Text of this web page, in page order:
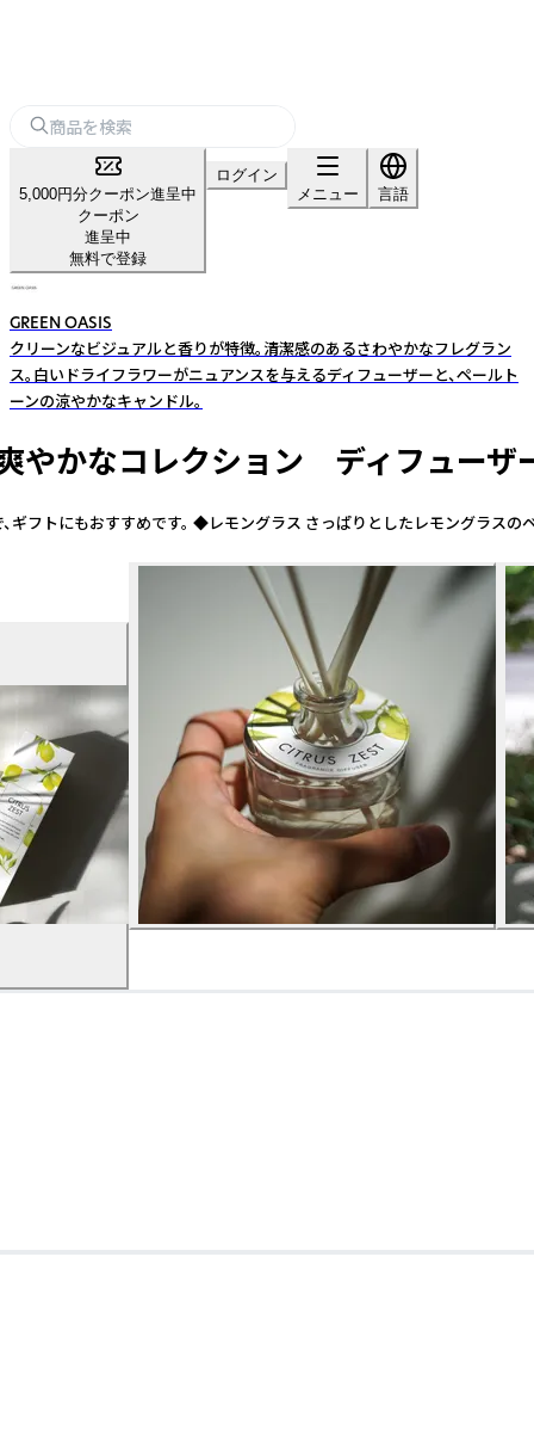
5,000円分クーポン進呈中
クーポン
進呈中
無料で登録
ログイン
メニュー
言語
GREEN OASIS
クリーンなビジュアルと香りが特徴。清潔感のあるさわやかなフレグラン
ス。白いドライフラワーがニュアンスを与えるディフューザーと、ペールト
ーンの涼やかなキャンドル。
やかなコレクション ディフュー
トにもおすすめです。 ◆レモングラス さっぱりとしたレモング